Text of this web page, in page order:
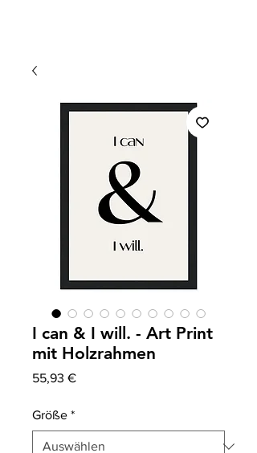
I can & I will. - Art Print
mit Holzrahmen
55,93 €Preis
Größe *